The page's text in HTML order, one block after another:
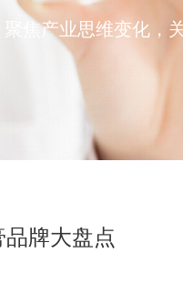
聚焦产业思维变化，
牌大盘点